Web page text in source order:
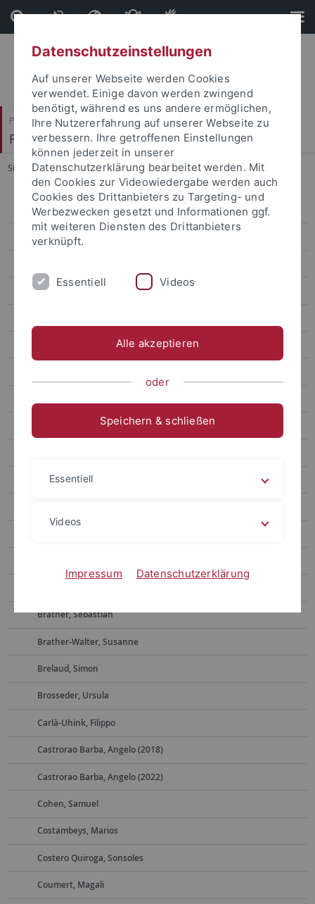
Direkt
zum
Inhalt
Direkt
zur
Fußleiste
Philosophische Fakultät
Fachbereich Geschichtswissenschaft
Sie sind hier: Startseite ... Föller, Carola
Aktuelles
Koordination und Sekretariat
Fellowships
Berndt, Guido
Brather, Sebastian
Brather-Walter, Susanne
Brelaud, Simon
Brosseder, Ursula
Carlà-Uhink, Filippo
Castrorao Barba, Angelo (2018)
Castrorao Barba, Angelo (2022)
Cohen, Samuel
Costambeys, Marios
Costero Quiroga, Sonsoles
Coumert, Magali
Datenschutzeinstellungen
Auf unserer Webseite werden Cookies
verwendet. Einige davon werden zwingend
benötigt, während es uns andere ermöglichen,
Ihre Nutzererfahrung auf unserer Webseite zu
verbessern. Ihre getroffenen Einstellungen
können jederzeit in unserer
Datenschutzerklärung bearbeitet werden. Mit
den Cookies zur Videowiedergabe werden auch
Cookies des Drittanbieters zu Targeting- und
Werbezwecken gesetzt und Informationen ggf.
mit weiteren Diensten des Drittanbieters
verknüpft.
Essentiell Videos
Alle akzeptieren
oder
Speichern & schließen
Essentiell
Videos
Impressum Datenschutzerklärung